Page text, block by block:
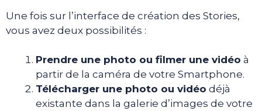
Une fois sur l’interface de création des Stories,
vous avez deux possibilités :
Prendre une photo ou filmer une vidéo à
partir de la caméra de votre Smartphone.
Télécharger une photo ou vidéo déjà
existante dans la galerie d’images de votre